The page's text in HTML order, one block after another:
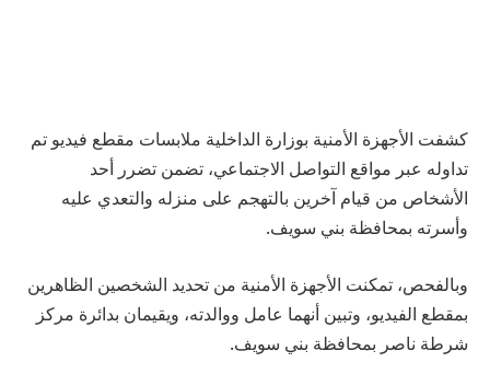
كشفت الأجهزة الأمنية بوزارة الداخلية ملابسات مقطع فيديو تم
تداوله عبر مواقع التواصل الاجتماعي، تضمن تضرر أحد
الأشخاص من قيام آخرين بالتهجم على منزله والتعدي عليه
وأسرته بمحافظة بني سويف.
وبالفحص، تمكنت الأجهزة الأمنية من تحديد الشخصين الظاهرين
بمقطع الفيديو، وتبين أنهما عامل ووالدته، ويقيمان بدائرة مركز
شرطة ناصر بمحافظة بني سويف.